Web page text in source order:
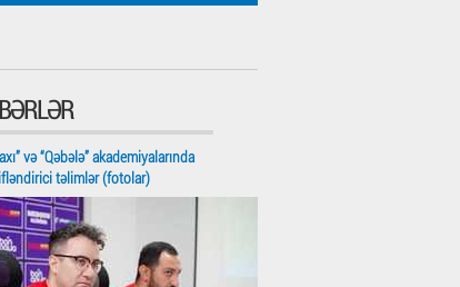
və “Qəbələ” akademiyalarında
təlimlər (fotolar)